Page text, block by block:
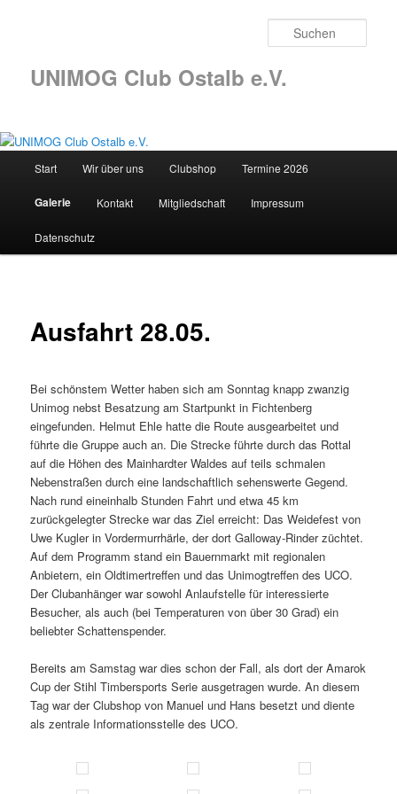
UNIMOG Club Ostalb e.V.
Zum
Inhalt
wechseln
Start Wir über uns Clubshop Termine 2026
Galerie Kontakt Mitgliedschaft Impressum
Datenschutz
Ausfahrt 28.05.
Bei schönstem Wetter haben sich am Sonntag knapp zwanzig
Unimog nebst Besatzung am Startpunkt in Fichtenberg
eingefunden. Helmut Ehle hatte die Route ausgearbeitet und
führte die Gruppe auch an. Die Strecke führte durch das Rottal
auf die Höhen des Mainhardter Waldes auf teils schmalen
Nebenstraßen durch eine landschaftlich sehenswerte Gegend.
Nach rund eineinhalb Stunden Fahrt und etwa 45 km
zurückgelegter Strecke war das Ziel erreicht: Das Weidefest von
Uwe Kugler in Vordermurrhärle, der dort Galloway-Rinder züchtet.
Auf dem Programm stand ein Bauernmarkt mit regionalen
Anbietern, ein Oldtimertreffen und das Unimogtreffen des UCO.
Der Clubanhänger war sowohl Anlaufstelle für interessierte
Besucher, als auch (bei Temperaturen von über 30 Grad) ein
beliebter Schattenspender.
Bereits am Samstag war dies schon der Fall, als dort der Amarok
Cup der Stihl Timbersports Serie ausgetragen wurde. An diesem
Tag war der Clubshop von Manuel und Hans besetzt und diente
als zentrale Informationsstelle des UCO.